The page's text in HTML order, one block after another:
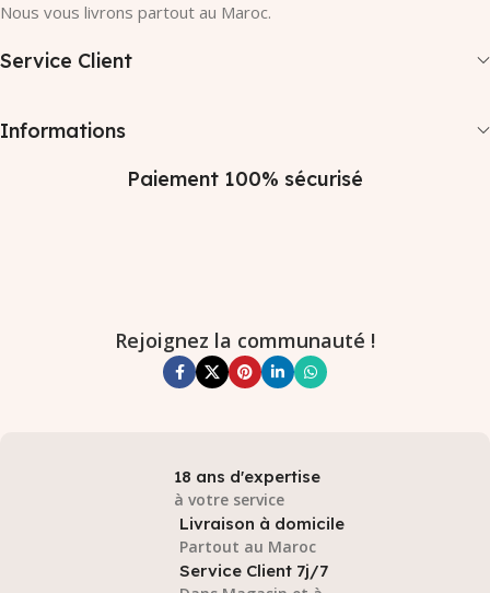
Nous vous livrons partout au Maroc.
Service Client
Informations
Paiement 100% sécurisé
Rejoignez la communauté !
18 ans d'expertise
à votre service
Livraison à domicile
Partout au Maroc
Service Client 7j/7